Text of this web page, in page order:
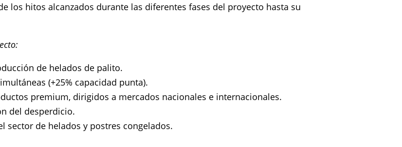
los hitos alcanzados durante las diferentes fases del proyecto hasta su
de helados de palito.
(+25% capacidad punta).
premium, dirigidos a mercados nacionales e internacionales.
del desperdicio.
sector de helados y postres congelados.